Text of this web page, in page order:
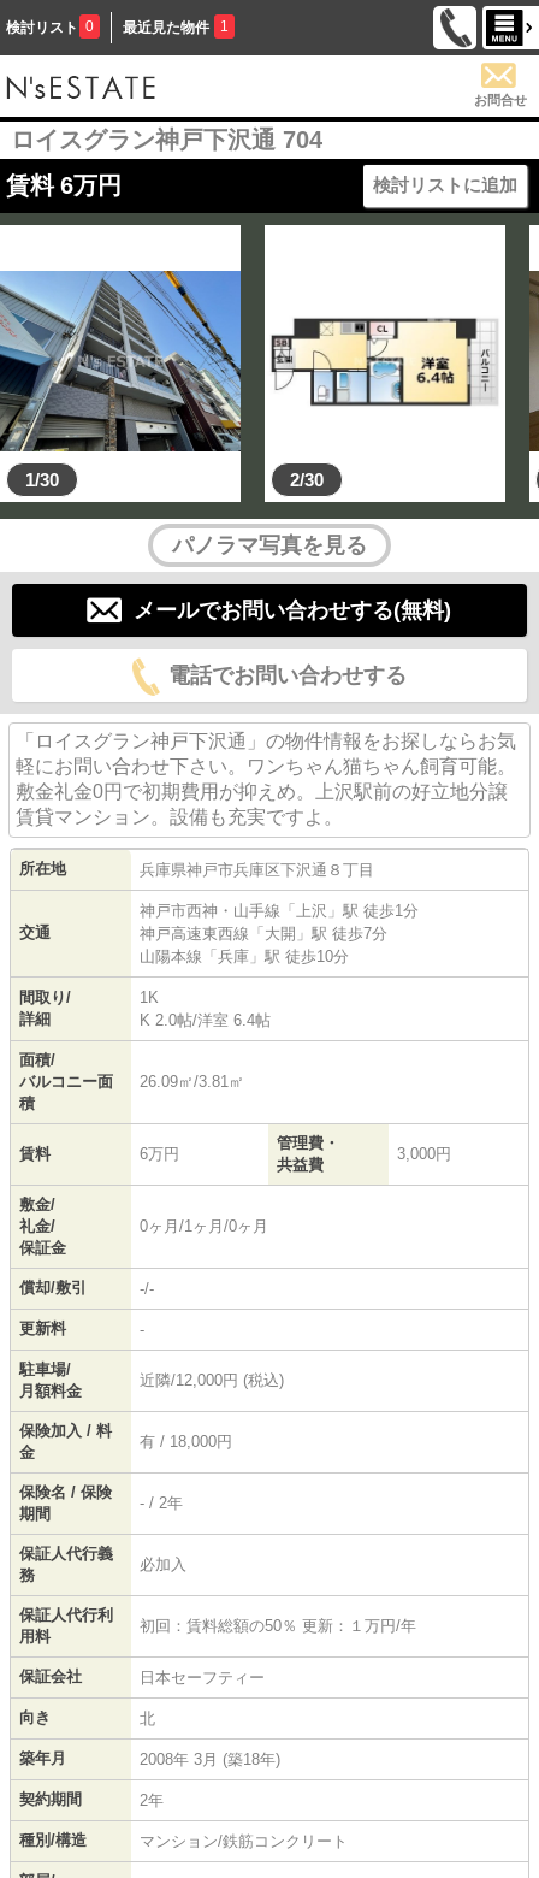
検討リスト 0 最近見た物件 1
お問合せ
ロイスグラン神戸下沢通 704
賃料 6万円 検討リストに追加
1/30 2/30
パノラマ写真を見る
メールでお問い合わせする(無料)
電話でお問い合わせする
「ロイスグラン神戸下沢通」の物件情報をお探しならお気
軽にお問い合わせ下さい。ワンちゃん猫ちゃん飼育可能。
敷金礼金0円で初期費用が抑えめ。上沢駅前の好立地分譲
賃貸マンション。設備も充実ですよ。
所在地 兵庫県神戸市兵庫区下沢通 ８丁目
交通
神戸市西神・山手線 「 上沢 」駅 徒歩1分
神戸高速東西線 「 大開 」駅 徒歩7分
山陽本線 「 兵庫 」駅 徒歩10分
間取り/
詳細
1K
K 2.0帖/洋室 6.4帖
面積/
バルコニー面
積
26.09㎡/3.81㎡
賃料 6万円
管理費・
共益費
3,000円
敷金/
礼金/
保証金
0ヶ月/1ヶ月/0ヶ月
償却/敷引 -/-
更新料 -
駐車場/
月額料金
近隣/12,000円 (税込)
保険加入 / 料
金
有 / 18,000円
保険名 / 保険
期間
- / 2年
保証人代行義
務
必加入
保証人代行利
用料
初回：賃料総額の50％ 更新：１万円/年
保証会社 日本セーフティー
向き 北
築年月 2008年 3月 (築18年)
契約期間 2年
種別/構造 マンション/鉄筋コンクリート